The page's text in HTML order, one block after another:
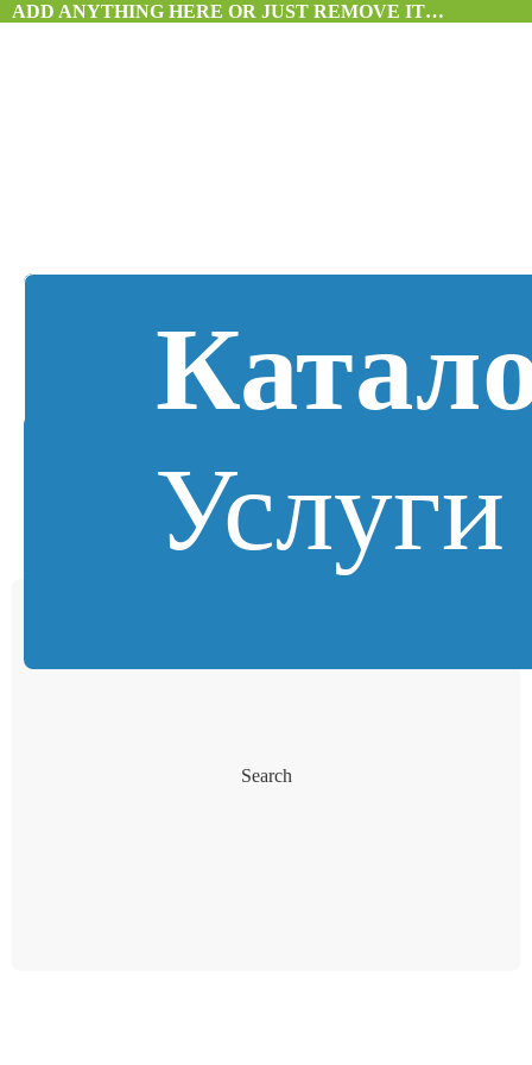
ADD ANYTHING HERE OR JUST REMOVE IT…
Услуги
Search